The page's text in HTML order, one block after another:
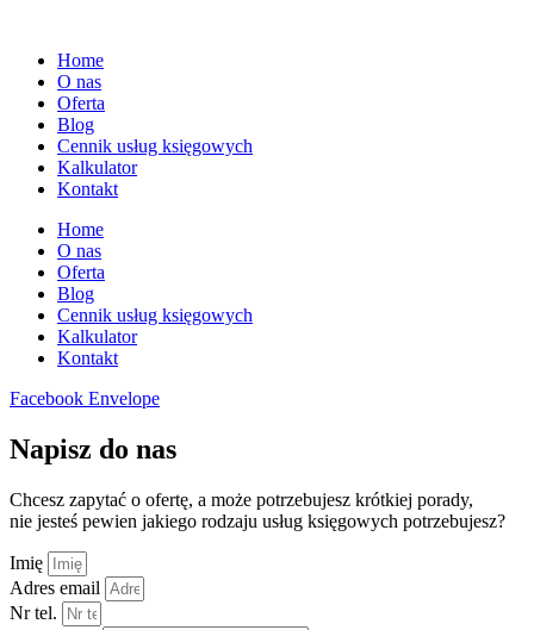
Home
O nas
Oferta
Blog
Cennik usług księgowych
Kalkulator
Kontakt
Home
O nas
Oferta
Blog
Cennik usług księgowych
Kalkulator
Kontakt
Facebook Envelope
Napisz do nas
Chcesz zapytać o ofertę, a może potrzebujesz krótkiej porady,
nie jesteś pewien jakiego rodzaju usług księgowych potrzebujesz?
Imię
Adres email
Nr tel.